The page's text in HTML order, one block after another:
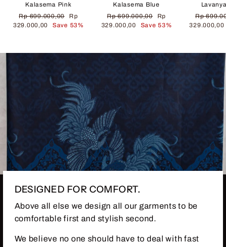
Kalasema Pink
Regular
price
Rp 699.000,00
Sale
price
Rp
329.000,00
Save 53%
Kalasema Blue
Regular
price
Rp 699.000,00
Sale
price
Rp
329.000,00
Save 53%
Regular
price
Rp
329.000,00
DESIGNED FOR COMFORT.
Above all else we design all our garments to be
comfortable first and stylish second.
We believe no one should have to deal with fast